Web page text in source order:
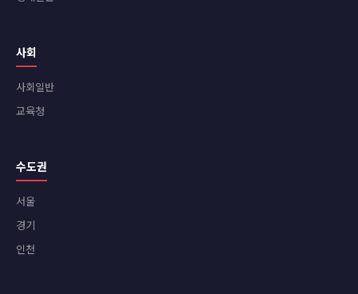
사회
사회일반
교육청
수도권
서울
경기
인천